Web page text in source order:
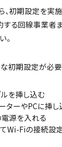
初期設定を実
する回線事業者
。
初期設定が必要
を挿し込む
ターやPCに挿し
源を入れる
Wi-Fiの接続設